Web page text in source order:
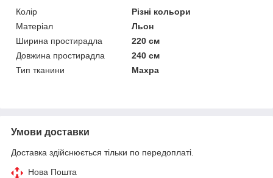
Колір
Різні кольори
Матеріал
Льон
Ширина простирадла
220 см
Довжина простирадла
240 см
Тип тканини
Махра
Умови доставки
Доставка здійснюється тільки по передоплаті.
Нова Пошта